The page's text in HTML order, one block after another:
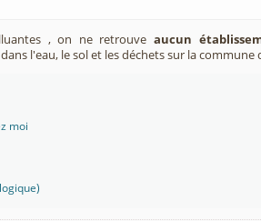
, on ne retrouveaucun
l'eau, le sol et les déchets sur la commune
moi